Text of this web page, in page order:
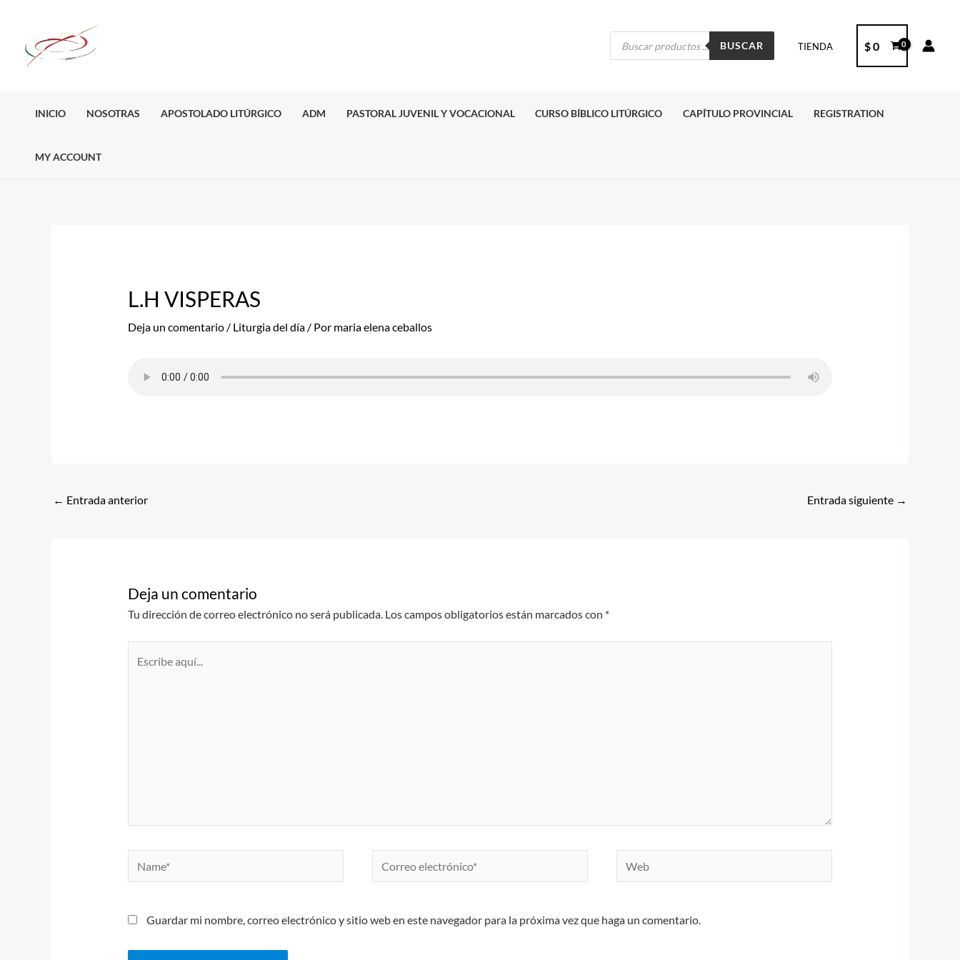
contenido
Búsqueda
productos
BUSCAR TIENDA $0
INICIO NOSOTRAS APOSTOLADO LITÚRGICO ADM PASTORAL JUVENIL Y VOCACIONAL CURSO BÍBLICO LITÚRGICO CAPÍTULO PROVINCIAL REGISTRATION
MY ACCOUNT
L.H VISPERAS
Deja un comentario / Liturgia del día/ Por maria elena ceballos
← Entrada anterior Entrada siguiente →
Deja un comentario
Tu dirección de correo electrónico no será publicada. Los campos obligatorios están marcados con *
Name*
Correo
electrónico*
Web
Guardar mi nombre, correo electrónico y sitio web en este navegador para la próxima vez que haga un comentario.